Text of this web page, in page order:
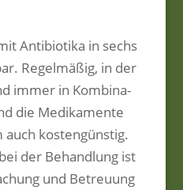
Antibiotika in sechs
Regelmäßig, in der
immer in Kombina-
die Medikamente
kostengünstig.
der Behandlung ist
und Betreuung